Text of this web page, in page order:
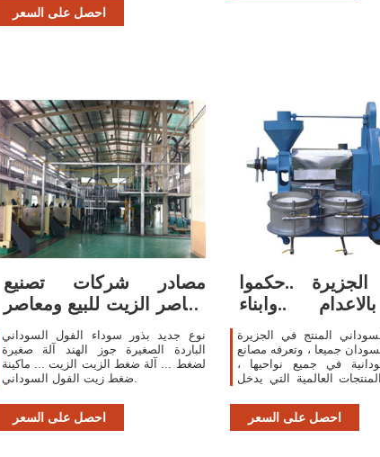
احصل على السعر
مصادر شركات تصنيع
معاصر الزيت للبيع ومعاصر
نوع جديد بذور سوداء الفول السوداني
الباردة الصغيرة جوز الهند آلة صغيرة
لضغط ... آلة ضغط الزيت الزيت ... ماكينة
ضغط زيت الفول السوداني.
احصل على السعر
..حكموا
..وابناء
المنتج في الجزيرة
جميعا ، وتعرفه مصانع
في جميع نواحيها ،
العالمية التي يدخل
...
احصل على السعر